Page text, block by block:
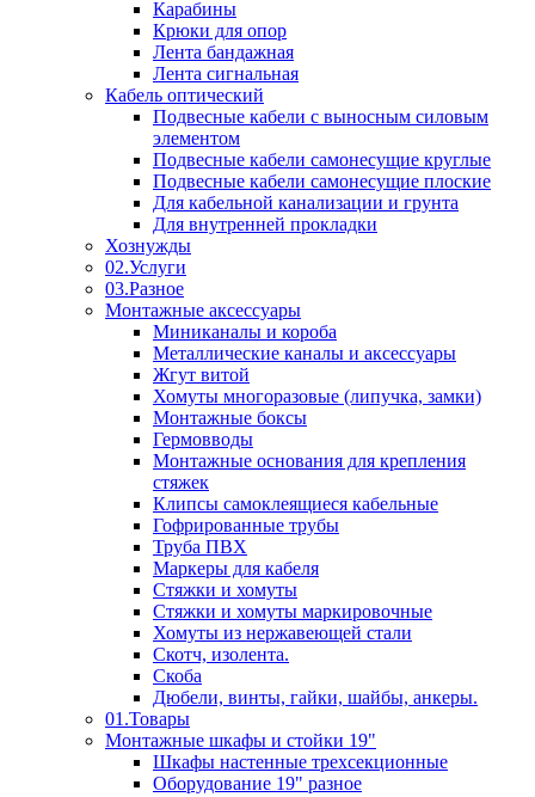
Карабины
Крюки для опор
Лента бандажная
Лента сигнальная
Кабель оптический
Подвесные кабели с выносным силовым
элементом
Подвесные кабели самонесущие круглые
Подвесные кабели самонесущие плоские
Для кабельной канализации и грунта
Для внутренней прокладки
Хознужды
02.Услуги
03.Разное
Монтажные аксессуары
Миниканалы и короба
Металлические каналы и аксессуары
Жгут витой
Хомуты многоразовые (липучка, замки)
Монтажные боксы
Гермовводы
Монтажные основания для крепления
стяжек
Клипсы самоклеящиеся кабельные
Гофрированные трубы
Труба ПВХ
Маркеры для кабеля
Стяжки и хомуты
Стяжки и хомуты маркировочные
Хомуты из нержавеющей стали
Скотч, изолента.
Скоба
Дюбели, винты, гайки, шайбы, анкеры.
01.Товары
Монтажные шкафы и стойки 19"
Шкафы настенные трехсекционные
Оборудование 19" разное